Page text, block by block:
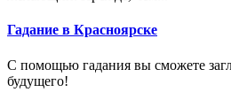
Гадание в Красноярске
С помощью гадания вы сможете
будущего!